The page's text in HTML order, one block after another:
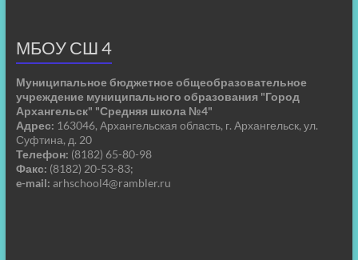
МБОУ СШ 4
Муниципальное бюджетное общеобразовательное
учреждение муниципального образования "Город
Архангельск" "Средняя школа №4"
Адрес: 163046, Архангельская область, г. Архангельск, ул.
Суфтина, д. 20
Телефон: (8182) 65-80-98
Факс: (8182) 20-53-83;
e-mail: arhschool4@rambler.ru